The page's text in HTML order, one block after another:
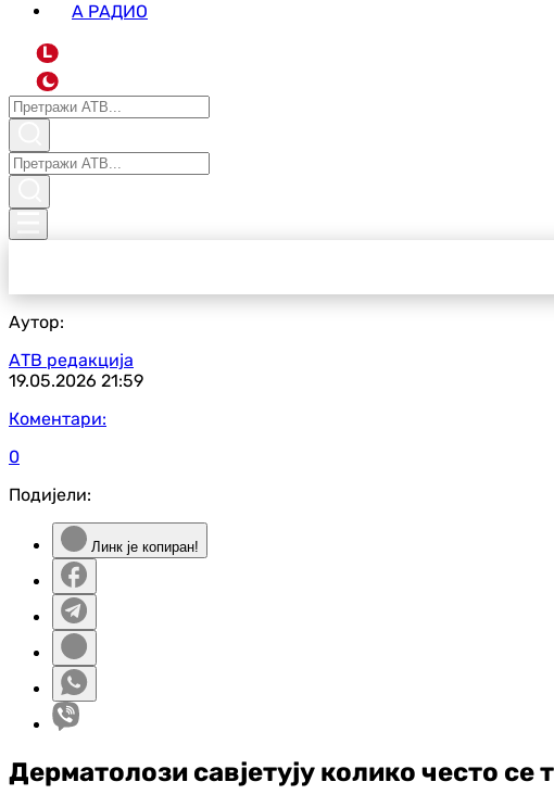
А РАДИО
L
Аутор:
АТВ редакција
19.05.2026 21:59
Коментари:
0
Подијели:
Линк је копиран!
Дерматолози савјетују колико често се